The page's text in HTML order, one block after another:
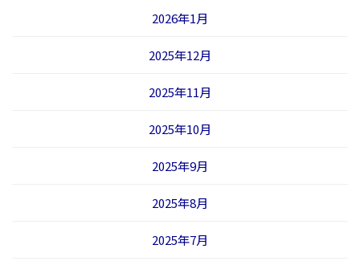
2026年1月
2025年12月
2025年11月
2025年10月
2025年9月
2025年8月
2025年7月